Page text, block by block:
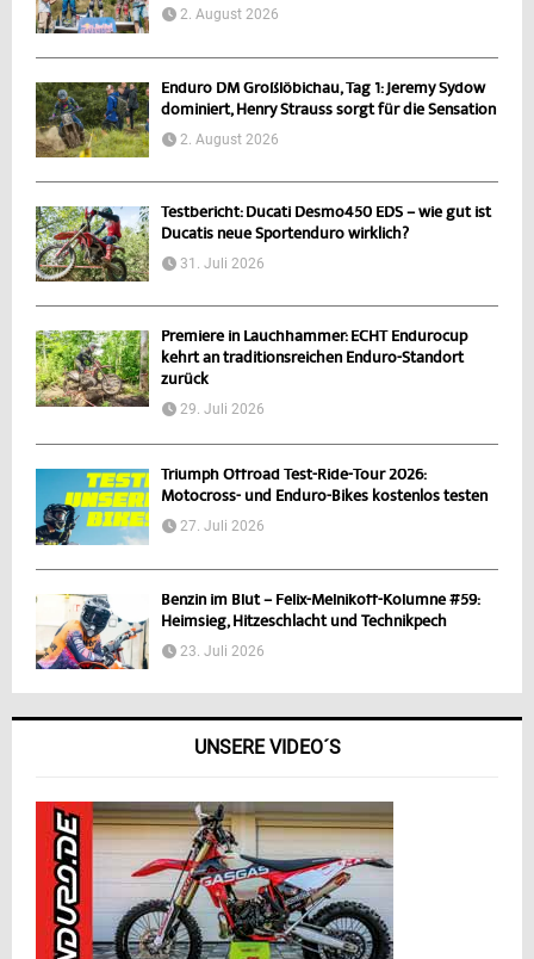
2. August 2026
Enduro DM Großlöbichau, Tag 1: Jeremy Sydow
dominiert, Henry Strauss sorgt für die Sensation
2. August 2026
Testbericht: Ducati Desmo450 EDS – wie gut ist
Ducatis neue Sportenduro wirklich?
31. Juli 2026
Premiere in Lauchhammer: ECHT Endurocup
kehrt an traditionsreichen Enduro-Standort
zurück
29. Juli 2026
Triumph Offroad Test-Ride-Tour 2026:
Motocross- und Enduro-Bikes kostenlos testen
27. Juli 2026
Benzin im Blut – Felix-Melnikoff-Kolumne #59:
Heimsieg, Hitzeschlacht und Technikpech
23. Juli 2026
UNSERE VIDEO´S